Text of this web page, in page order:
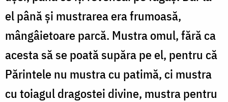
el până și mustrarea era frumoasă,
mângâietoare parcă. Mustra omul, fără ca
acesta să se poată supăra pe el, pentru că
Părintele nu mustra cu patimă, ci mustra
cu toiagul dragostei divine, mustra pentru